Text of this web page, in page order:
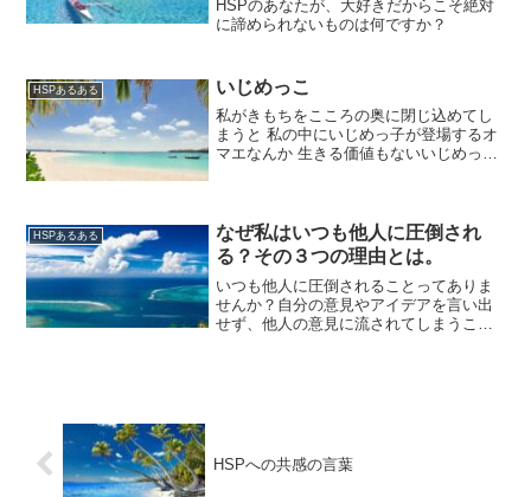
HSPのあなたが、大好きだからこそ絶対
に諦められないものは何ですか？
HSPあるある いじめっこ
私がきもちをこころの奥に閉じ込めてし
まうと 私の中にいじめっ子が登場するオ
マエなんか 生きる価値もないいじめっ子
HSPあるある
なぜ私はいつも他人に圧倒され
る？その３つの理由とは。
いつも他人に圧倒されることってありま
せんか？自分の意見やアイデアを言い出
せず、他人の意見に流されてしまうこと
HSPへの共感の言葉